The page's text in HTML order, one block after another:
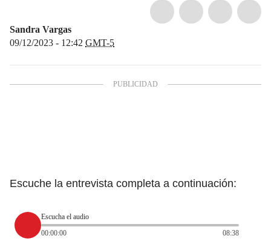
Sandra Vargas
09/12/2023 - 12:42 GMT-5
Escuche la entrevista completa a continuación:
Escucha el audio
00:00:00
08:38